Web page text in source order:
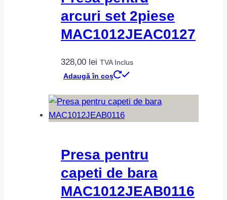
arcuri set 2piese
MAC1012JEAC0127
328,00 lei TVA Inclus
Adaugă în coș
Presa pentru
capeti de bara
MAC1012JEAB0116